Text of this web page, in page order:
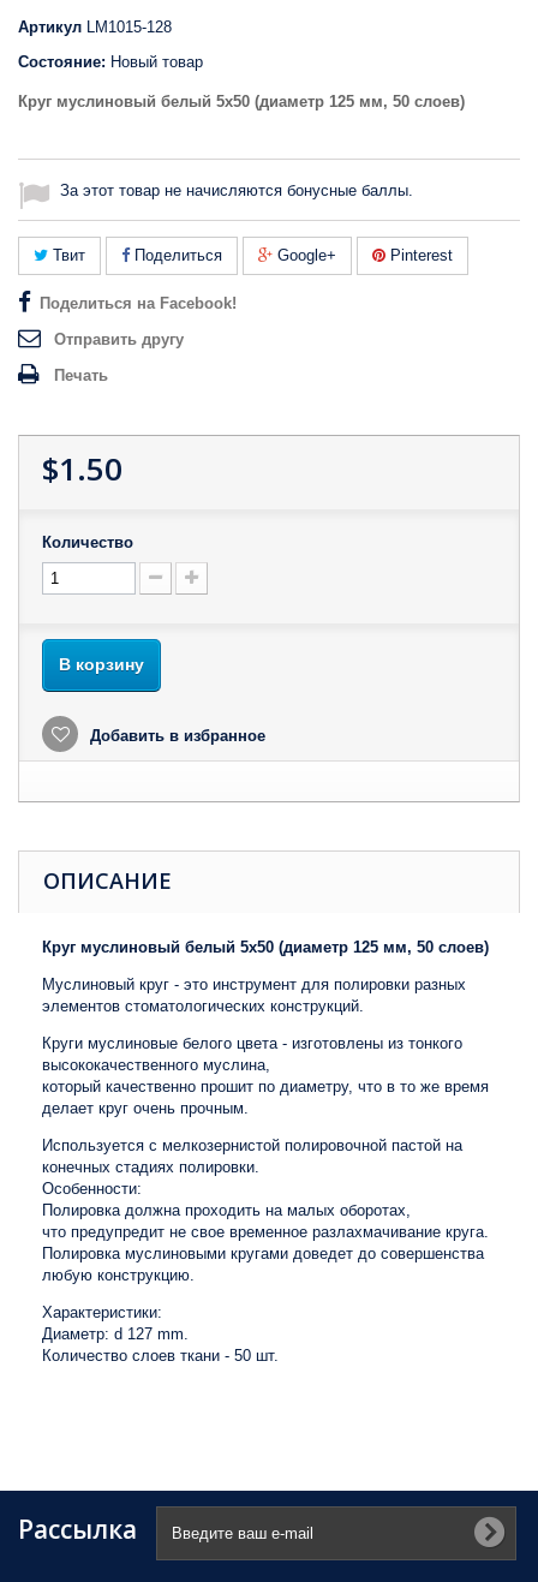
Артикул LM1015-128
Состояние: Новый товар
Круг муслиновый белый 5х50 (диаметр 125 мм, 50 слоев)
За этот товар не начисляются бонусные баллы.
Твит Поделиться Google+ Pinterest
Поделиться на Facebook!
Отправить другу
Печать
$1.50
Количество
В корзину
Добавить в избранное
ОПИСАНИЕ
Круг муслиновый белый 5х50 (диаметр 125 мм, 50 слоев)
Муслиновый круг - это инструмент для полировки разных
элементов стоматологических конструкций.
Круги муслиновые белого цвета - изготовлены из тонкого
высококачественного муслина,
который качественно прошит по диаметру, что в то же время
делает круг очень прочным.
Используется с мелкозернистой полировочной пастой на
конечных стадиях полировки.
Особенности:
Полировка должна проходить на малых оборотах,
что предупредит не свое временное разлахмачивание круга.
Полировка муслиновыми кругами доведет до совершенства
любую конструкцию.
Характеристики:
Диаметр: d 127 mm.
Количество слоев ткани - 50 шт.
Рассылка